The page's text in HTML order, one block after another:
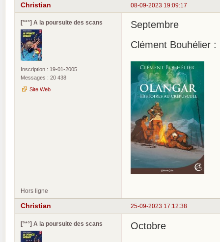
08-09-2023 19:09:17
Christian
[°*°] A la poursuite des scans
Inscription : 19-01-2005
Messages : 20 438
Site Web
Septembre
Clément Bouhélier
Hors ligne
25-09-2023 17:12:38
Christian
[°*°] A la poursuite des scans
Octobre